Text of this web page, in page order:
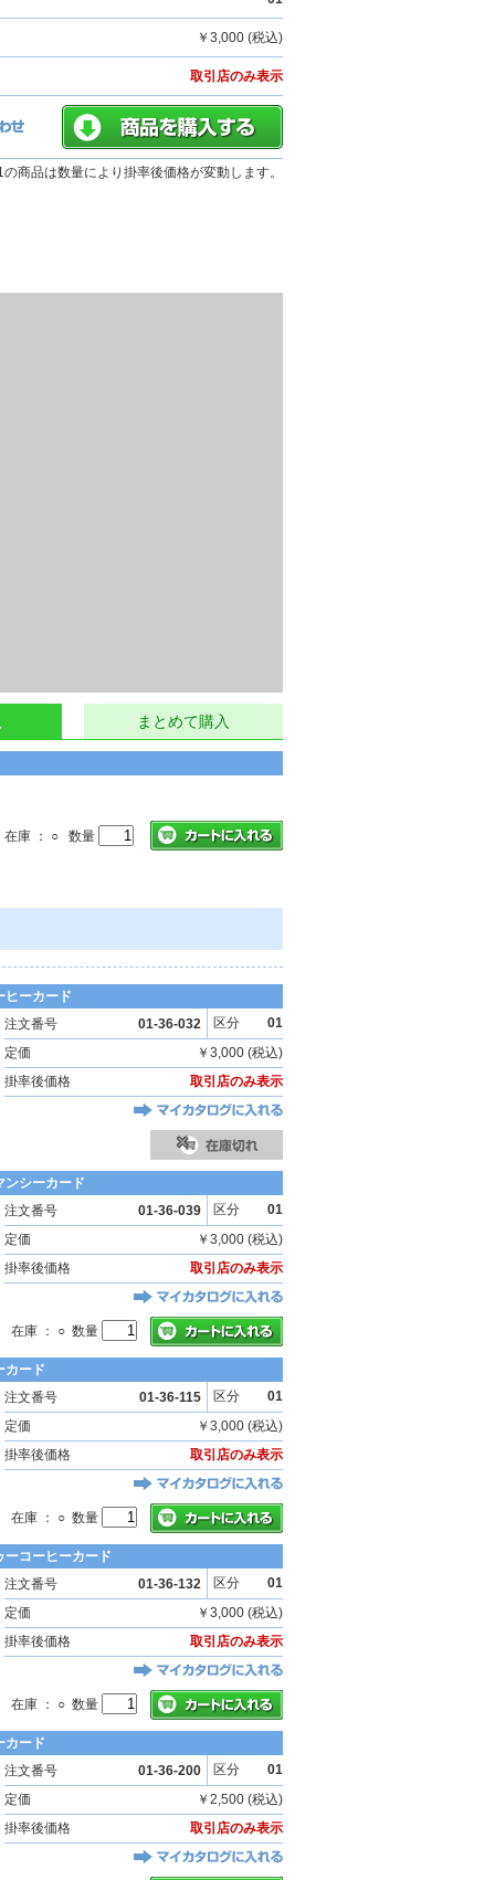
￥3,000 (税込)
取引店のみ表示
商品は数量により掛率後価格が変動します。
まとめて購入
在庫 ： ○ 数量
ヒーカード
注文番号
01-36-032 区分
01
定価
￥3,000 (税込)
掛率後価格
取引店のみ表示
ンシーカード
注文番号
01-36-039 区分
01
定価
￥3,000 (税込)
掛率後価格
取引店のみ表示
在庫 ： ○ 数量
カード
注文番号
01-36-115 区分
01
定価
￥3,000 (税込)
掛率後価格
取引店のみ表示
在庫 ： ○ 数量
ーコーヒーカード
注文番号
01-36-132 区分
01
定価
￥3,000 (税込)
掛率後価格
取引店のみ表示
在庫 ： ○ 数量
カード
注文番号
01-36-200 区分
01
定価
￥2,500 (税込)
掛率後価格
取引店のみ表示